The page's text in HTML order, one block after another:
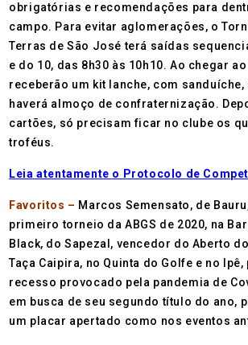
obrigatórias e recomendações para
campo. Para evitar aglomerações, o
Terras de São José terá saídas
e do 10, das 8h30 às 10h10. Ao chegar
receberão um kit lanche, com sanduíche,
haverá almoço de confraternização.
cartões, só precisam ficar no clube os
troféus.
Leia atentamente o Protocolo de
Favoritos – Marcos Semensato, de
primeiro torneio da ABGS de 2020, na
Black, do Sapezal, vencedor do Aberto
Taça Caipira, no Quinta do Golfe e no
recesso provocado pela pandemia de
em busca de seu segundo título do ano,
um placar apertado como nos eventos